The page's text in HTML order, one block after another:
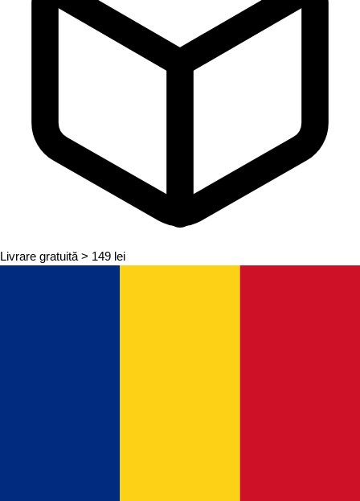
Livrare gratuită > 149 lei